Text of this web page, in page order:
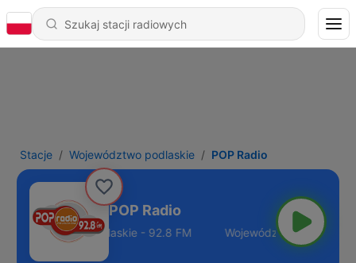
Stacje Województwo podlaskie POP Radio
POP Radio
Województwo podlaskie - 92.8 FM